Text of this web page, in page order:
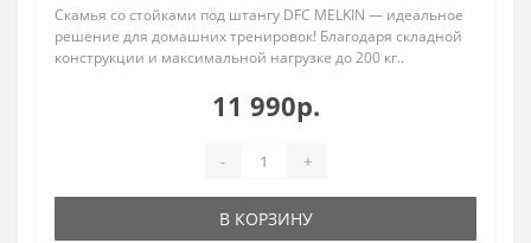
Скамья со стойками под штангу DFC MELKIN — идеальное
решение для домашних тренировок! Благодаря складной
конструкции и максимальной нагрузке до 200 кг..
11 990р.
- +
В КОРЗИНУ